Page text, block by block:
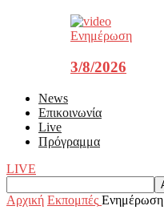
Ενημέρωση
3/8/2026
News
Επικοινωνία
Live
Πρόγραμμα
LIVE
Αρχική Εκπομπές Ενημέρωση